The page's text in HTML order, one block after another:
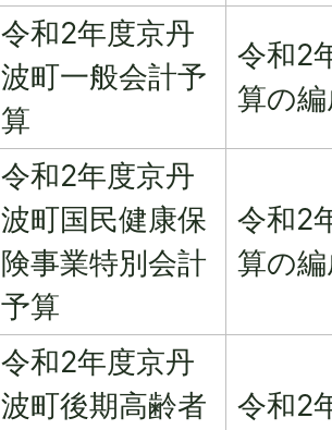
令和2年度京丹
波町一般会計予
算
令和2
算の
令和2年度京丹
波町国民健康保
険事業特別会計
予算
令和2
算の
令和2年度京丹
波町後期高齢者
令和2